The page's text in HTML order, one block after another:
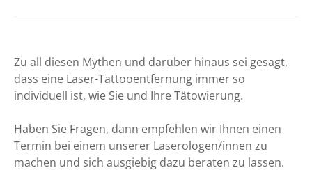
Zu all diesen Mythen und darüber hinaus sei gesagt,
dass eine Laser-Tattooentfernung immer so
individuell ist, wie Sie und Ihre Tätowierung.
Haben Sie Fragen, dann empfehlen wir Ihnen einen
Termin bei einem unserer Laserologen/innen zu
machen und sich ausgiebig dazu beraten zu lassen.